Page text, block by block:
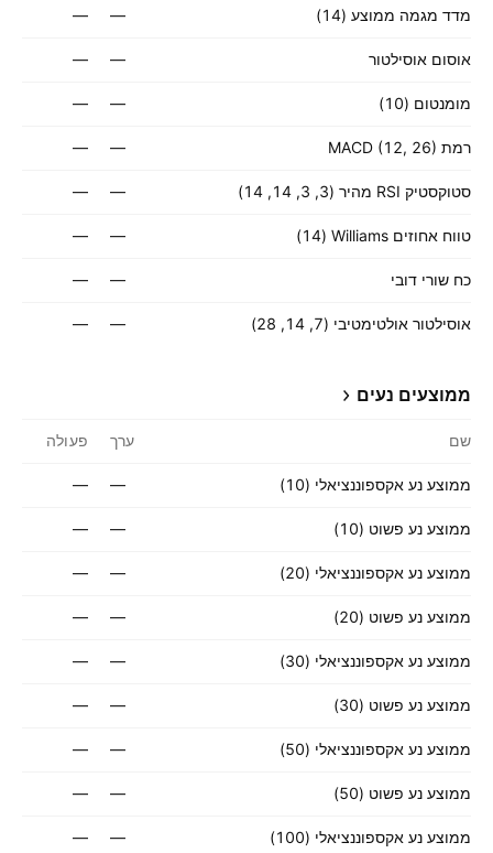
מדד מגמה ממוצע (14) —
—
אוסום אוסילטור —
—
מומנטום (10) —
—
רמת MACD (12, 26) —
—
סטוקסטיק RSI מהיר (3, 3, 14, 14) —
—
טווח אחוזים Williams ‏(14) —
—
כח שורי דובי —
—
אוסילטור אולטימטיבי (7, 14, 28) —
—
ממוצעים נעים
שם ערך פעולה
ממוצע נע אקספוננציאלי (10) —
—
ממוצע נע פשוט (10) —
—
ממוצע נע אקספוננציאלי (20) —
—
ממוצע נע פשוט (20) —
—
ממוצע נע אקספוננציאלי (30) —
—
ממוצע נע פשוט (30) —
—
ממוצע נע אקספוננציאלי (50) —
—
ממוצע נע פשוט (50) —
—
ממוצע נע אקספוננציאלי (100) —
—